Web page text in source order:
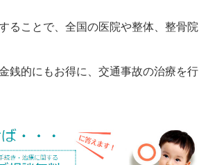
ることで、全国の医院や整体、整骨院
銭的にもお得に、交通事故の治療を行